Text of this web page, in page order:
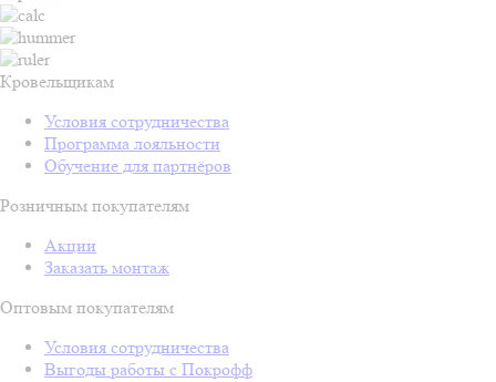
Кровельщикам
Условия сотрудничества
Программа лояльности
Обучение для партнёров
Розничным покупателям
Акции
Заказать монтаж
Оптовым покупателям
Условия сотрудничества
Выгоды работы с Покрофф